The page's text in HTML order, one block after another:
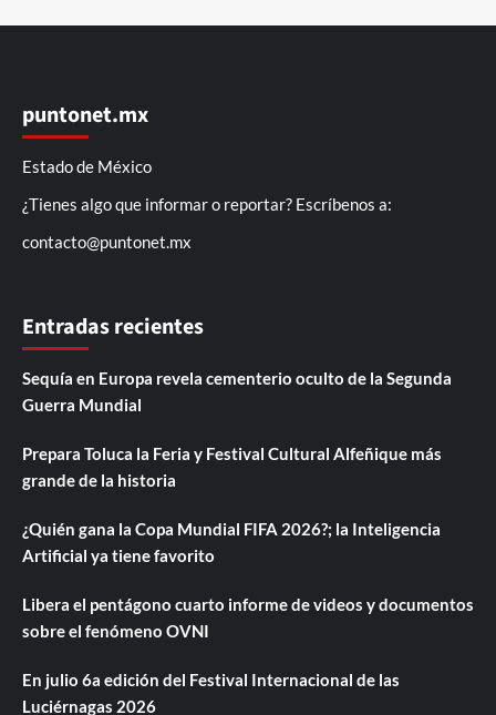
puntonet.mx
Estado de México
¿Tienes algo que informar o reportar? Escríbenos a:
contacto@puntonet.mx
Entradas recientes
Sequía en Europa revela cementerio oculto de la Segunda
Guerra Mundial
Prepara Toluca la Feria y Festival Cultural Alfeñique más
grande de la historia
¿Quién gana la Copa Mundial FIFA 2026?; la Inteligencia
Artificial ya tiene favorito
Libera el pentágono cuarto informe de videos y documentos
sobre el fenómeno OVNI
En julio 6a edición del Festival Internacional de las
Luciérnagas 2026